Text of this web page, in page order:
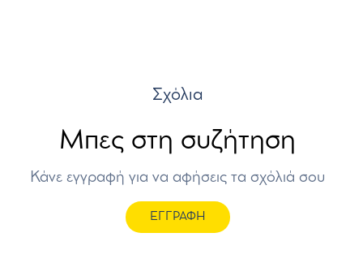
Σχόλια
Μπες στη συζήτηση
Κάνε εγγραφή για να αφήσεις τα σχόλιά σου
ΕΓΓΡΑΦΗ